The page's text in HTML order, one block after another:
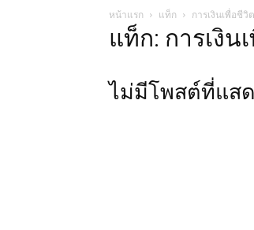
หน้าแรก แท็ก การเงินเพื่อชีวิต
แท็ก: การเงิน
ไม่มีโพสต์ที่แส